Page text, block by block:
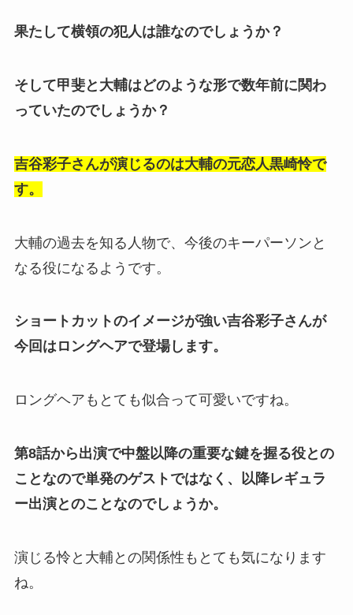
果たして横領の犯人は誰なのでしょうか？
そして甲斐と大輔はどのような形で数年前に関わ
っていたのでしょうか？
吉谷彩子さんが演じるのは大輔の元恋人黒崎怜で
す。
大輔の過去を知る人物で、今後のキーパーソンと
なる役になるようです。
ショートカットのイメージが強い吉谷彩子さんが
今回はロングヘアで登場します。
ロングヘアもとても似合って可愛いですね。
第8話から出演で中盤以降の重要な鍵を握る役との
ことなので単発のゲストではなく、以降レギュラ
ー出演とのことなのでしょうか。
演じる怜と大輔との関係性もとても気になります
ね。